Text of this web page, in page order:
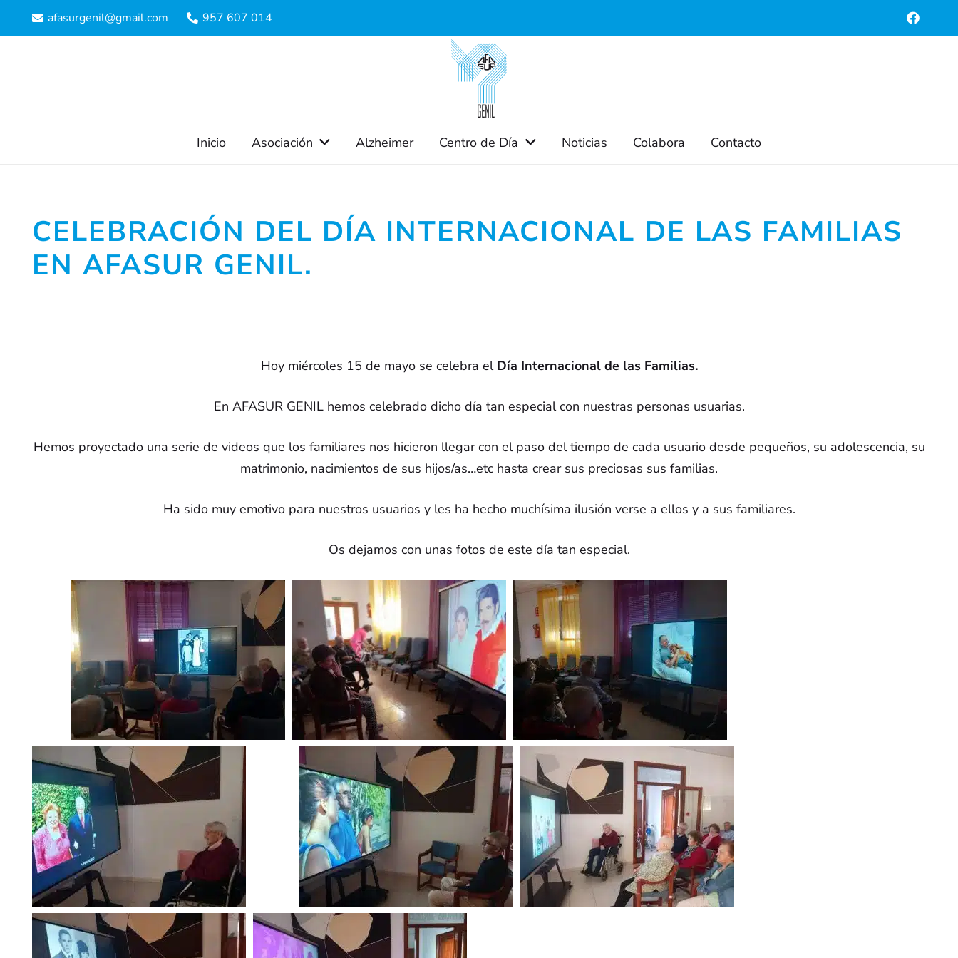
afasurgenil@gmail.com 957 607 014
Inicio Asociación Alzheimer Centro de Día Noticias Colabora Contacto
CELEBRACIÓN DEL DÍA INTERNACIONAL DE LAS FAMILIAS
EN AFASUR GENIL.
Hoy miércoles 15 de mayo se celebra el Día Internacional de las Familias.
En AFASUR GENIL hemos celebrado dicho día tan especial con nuestras personas usuarias.
Hemos proyectado una serie de videos que los familiares nos hicieron llegar con el paso del tiempo de cada usuario desde pequeños, su adolescencia, su
matrimonio, nacimientos de sus hijos/as…etc hasta crear sus preciosas sus familias.
Ha sido muy emotivo para nuestros usuarios y les ha hecho muchísima ilusión verse a ellos y a sus familiares.
Os dejamos con unas fotos de este día tan especial.
Centro de Día: 630 855
837
afasurgenil@gmail.com
Aviso Legal
Política de Privacidad
Política de Cookies
Confederación Española de
Personas con Alzheimer
Fundación Alzheimer España
Confederación Andaluza de
Alzheimer
ENTIDADES COLABORADORAS